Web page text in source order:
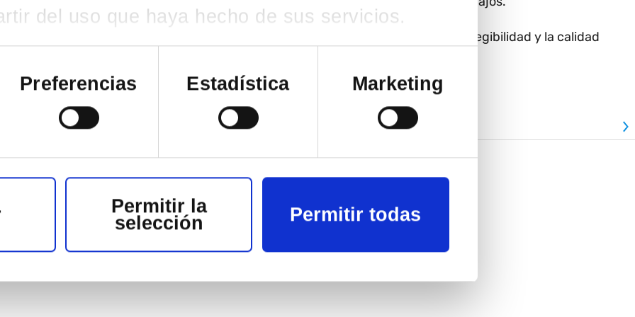
del uso que haya hecho de sus servicios.
Preferencias Estadística Marketing
Permitir la
selección
Permitir todas
en dos etapas. En la preselección, el Secretariado de Regions4 garantizará la elegibilidad y la calidad
por parte del Comité Ejecutivo de Regions4.